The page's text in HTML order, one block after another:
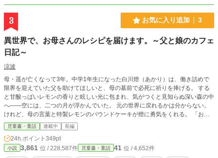
3 お気に入り追加 3
異世界で、お母さんのレシピを届けます。～父と娘のカフェ
日記～
涼波
母・遥が亡くなって3年。中学1年生になった白川燈（あかり）は、働き詰めで
限界を迎えていた父を助けてほしいと、母の墓前で必死に祈りを捧げる。 する
と甘酸っぱいレモンの香りと眩しい光に包まれ、気がつくと見知らぬ深い森の中
へ――空には、二つの月が浮かんでいた。 元の世界に戻れるかは分からない。
けれど、母の言葉と特製レモンのパウンドケーキが燈に勇気をくれる。 「お父
さんの笑顔を取り戻すんだから！」 元パティシエの母のレシピを胸に、父娘ふ
たりで歩み出す、心温まる異世界再生ファンタジー。
児童書・童話 連載中 長編
24h.ポイント 349pt
小説 3,861 位 / 228,587件 児童書・童話 41 位 / 4,652件